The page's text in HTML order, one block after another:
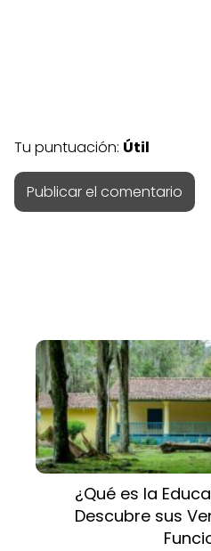
Tu puntuación: Útil
¿Qué es la
Descubre sus